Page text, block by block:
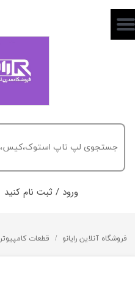
ورود / ثبت نام کنید
حساب کاربری من
خروج از حساب کاربری
فروشگاه آنلاین رایانو قطعات کامپیوتر